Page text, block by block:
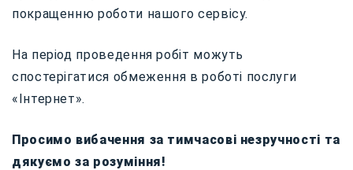
покращенню роботи нашого сервісу.
На період проведення робіт можуть
спостерігатися обмеження в роботі послуги
«Інтернет».
Просимо вибачення за тимчасові незручності та
дякуємо за розуміння!